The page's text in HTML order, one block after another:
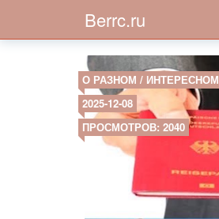
Berrc.ru
О РАЗНОМ / ИНТЕРЕСНОМ
2025-12-08
ПРОСМОТРОВ: 2040